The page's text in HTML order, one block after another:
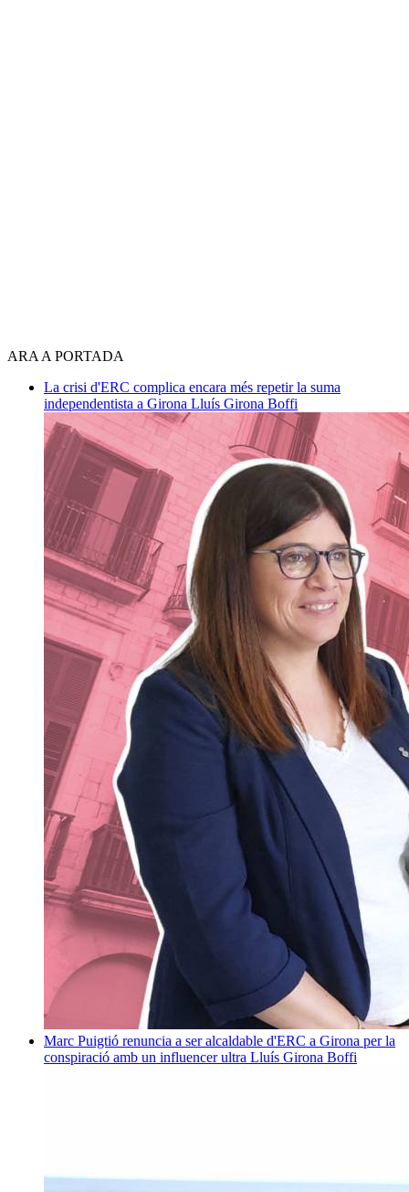
ARA A PORTADA
La crisi d'ERC complica encara més repetir la suma
independentista a Girona Lluís Girona Boffi
Marc Puigtió renuncia a ser alcaldable d'ERC a Girona per la
conspiració amb un influencer ultra Lluís Girona Boffi